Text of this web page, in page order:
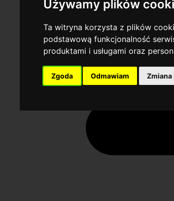
Używamy plików
Ta witryna korzysta z plików
podstawową funkcjonalność
produktami i usługami oraz
Zgoda Odmawiam